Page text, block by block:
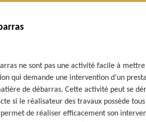
ne sont pas une activité facile à
qui demande une intervention d’un
de débarras. Cette activité peut se
si le réalisateur des travaux possède
de réaliser efficacement son